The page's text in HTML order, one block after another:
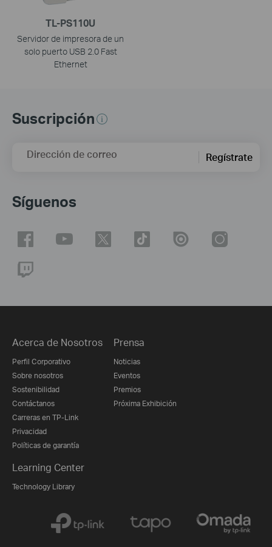
TL-PS110U
Servidor de impresora de un
solo puerto USB 2.0 Fast
Ethernet
Suscripción
Dirección de correo Regístrate
Síguenos
Acerca de Nosotros
Perfil Corporativo
Sobre nosotros
Sostenibilidad
Contáctanos
Carreras en TP-Link
Privacidad
Políticas de garantía
Prensa
Noticias
Eventos
Premios
Próxima Exhibición
Learning Center
Technology Library